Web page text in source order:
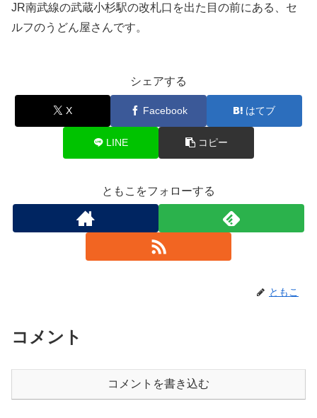
JR南武線の武蔵小杉駅の改札口を出た目の前にある、セ
ルフのうどん屋さんです。
シェアする
X Facebook はてブ
LINE コピー
ともこをフォローする
ともこ
コメント
コメントを書き込む